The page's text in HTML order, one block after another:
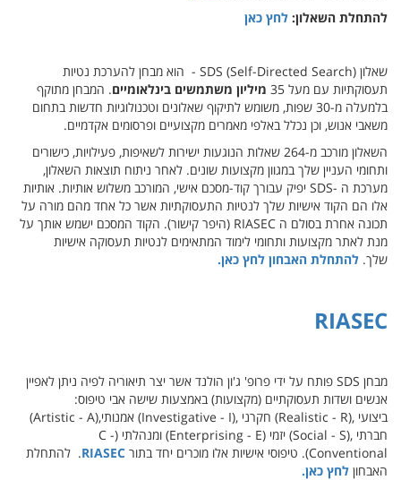
להתחלת השאלון: לחץ כאן
שאלון - SDS (Self-Directed Search) הוא מבחן להערכת נטיות
תעסוקתיות עם מעל 35
מיליון משתמשים בינלאומיים. המבחן מתוקף
בלמעלה מ-30 שפות, משומש לתיקוף שאלונים וטכנולוגיות חדשות בתחום
משאבי אנוש, וכן נכלל באלפי מאמרים מקצועיים ופרסומים אקדמיים.
השאלון מורכב מ-264 שאלות הנוגעות ישירות לשאיפות, פעילויות, כישורים
ותחומי העניין שלך במגוון מקצועות שונים. לאחר ניתוח תוצאות השאלון,
מערכת ה SDS- יפיק עבורך קוד-מסכם אישי, המורכב משלוש אותיות. אותיות
אלו הם הקוד אישיות שלך לנטיות התעסוקתיות אשר כל אחד מהם מורה על
תכונה אחרת בסולם ה RIASEC (היפר קישור). הקוד המסכם ישמש אותך על
מנת לאתר מקצועות ותחומי לימוד המתאימים לנטיות תעסוקה אישיות
שלך. להתחלת האבחון לחץ כאן.
RIASEC
מבחן SDS פותח על ידי פרופ' ג'ון הולנד אשר יצר תיאוריה לפיה ניתן לאפיין
אנשים ושדות תעסוקתיים (מקצועות) באמצעות שישה אבי טיפוס:
ביצועי (Realistic - R), חקרני (Investigative - I), אמנותי(Artistic - A),
חברתי (Social - S), יזמי (Enterprising - E)
ומנהלתי (C -
Conventional). טיפוסי אישיות אלו מוכרים יחד בתור
RIASEC
. להתחלת
האבחון לחץ כאן.